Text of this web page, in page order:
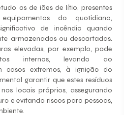
as de iões de lítio, presentes
do quotidiano,
de incêndio quando
armazenadas ou descartadas.
elevadas, por exemplo, pode
internos, levando ao
casos extremos, à ignição do
garantir que estes resíduos
locais próprios, assegurando
e evitando riscos para pessoas,